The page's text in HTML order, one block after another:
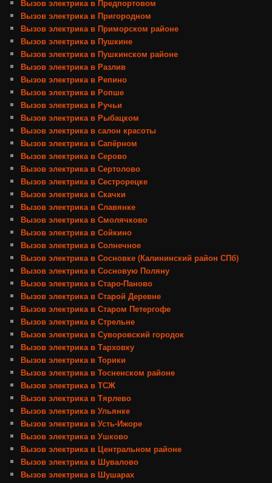
Вызов электрика в Предпортовом
Вызов электрика в Пригородном
Вызов электрика в Приморском районе
Вызов электрика в Пушкине
Вызов электрика в Пушкинском районе
Вызов электрика в Разлив
Вызов электрика в Репино
Вызов электрика в Ропше
Вызов электрика в Ручьи
Вызов электрика в Рыбацком
Вызов электрика в салон красоты
Вызов электрика в Сапёрном
Вызов электрика в Серово
Вызов электрика в Сертолово
Вызов электрика в Сестрорецке
Вызов электрика в Скачки
Вызов электрика в Славянке
Вызов электрика в Смолячково
Вызов электрика в Сойкино
Вызов электрика в Солнечное
Вызов электрика в Сосновке (Калининский район СПб)
Вызов электрика в Сосновую Поляну
Вызов электрика в Старо-Паново
Вызов электрика в Старой Деревне
Вызов электрика в Старом Петергофе
Вызов электрика в Стрельне
Вызов электрика в Суворовский городок
Вызов электрика в Тарховку
Вызов электрика в Торики
Вызов электрика в Тосненском районе
Вызов электрика в ТСЖ
Вызов электрика в Тярлево
Вызов электрика в Ульянке
Вызов электрика в Усть-Ижоре
Вызов электрика в Ушково
Вызов электрика в Центральном районе
Вызов электрика в Шувалово
Вызов электрика в Шушарах